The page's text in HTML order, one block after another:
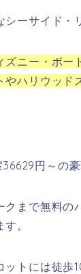
シーサイド・
ズニー・ボ
やハリウッド
36629円～の
クまで無料の
。
ットには徒歩